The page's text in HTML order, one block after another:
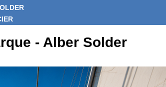
- Alber Solder